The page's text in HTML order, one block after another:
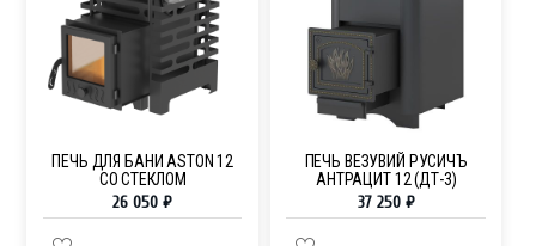
ПЕЧЬ ДЛЯ БАНИ ASTON 12
СО СТЕКЛОМ
26 050₽
ПЕЧЬ ВЕЗУВИЙ РУСИЧЪ
АНТРАЦИТ 12 (ДТ-3)
37 250 ₽